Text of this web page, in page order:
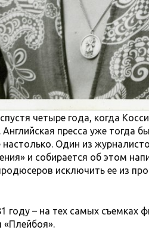
четыре года, когда
Английская пресса уже тогда
настолько. Один из
и собирается об этом
исключить ее из
году – на тех самых съемках
«Плейбоя».